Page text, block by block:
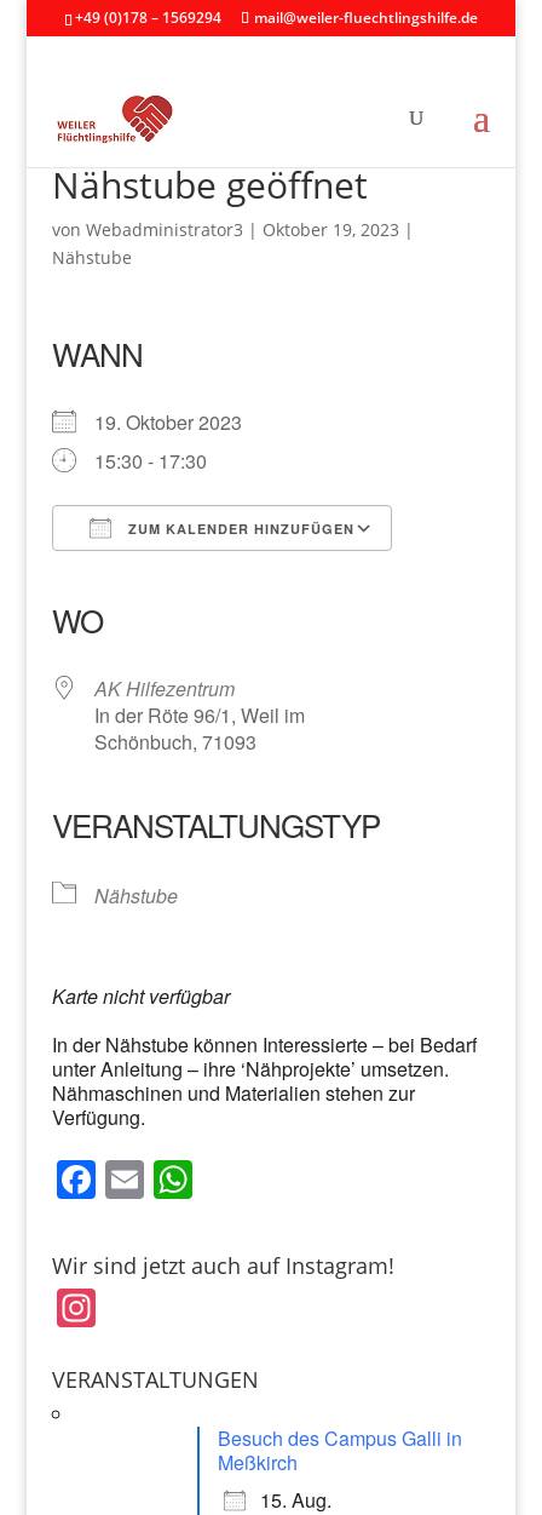
+49 (0)178 – 1569294 mail@weiler-fluechtlingshilfe.de
Nähstube geöffnet
von Webadministrator3 | Oktober 19, 2023 |
Nähstube
WANN
19. Oktober 2023
15:30 - 17:30
ZUM KALENDER HINZUFÜGEN
WO
AK Hilfezentrum
In der Röte 96/1, Weil im
Schönbuch, 71093
VERANSTALTUNGSTYP
Nähstube
Karte nicht verfügbar
In der Nähstube können Interessierte – bei Bedarf
unter Anleitung – ihre ‘Nähprojekte’ umsetzen.
Nähmaschinen und Materialien stehen zur
Verfügung.
F
c
e
b
o
E
ai
l
W
at
p
Wir sind jetzt auch auf Instagram!
In
a
VERANSTALTUNGEN
Besuch des Campus Galli in
Meßkirch
15. Aug.